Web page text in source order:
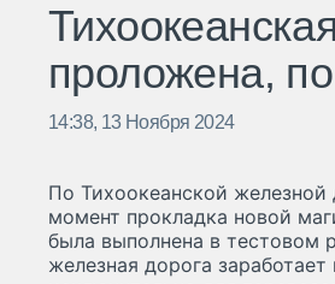
проложена,
14:38, 13 Ноября 2024
По Тихоокеанской железной
момент прокладка новой
была выполнена в тестовом
железная дорога